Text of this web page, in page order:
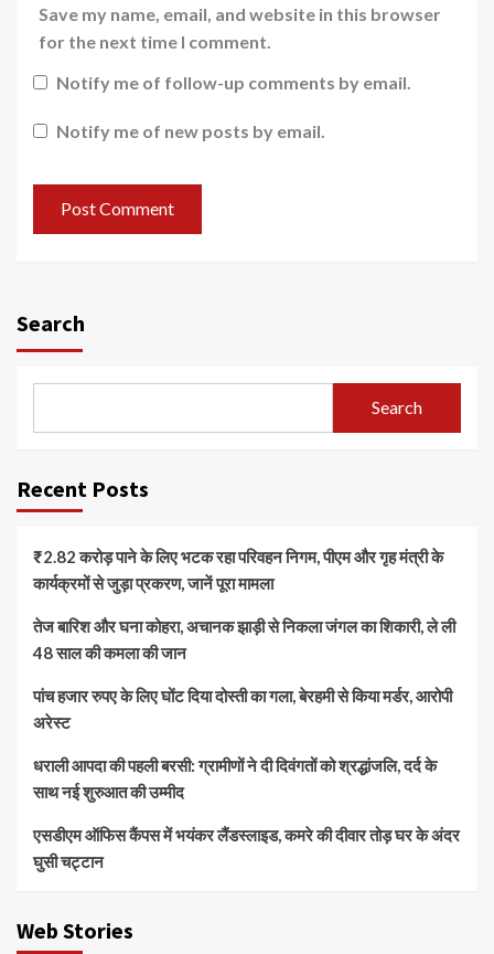
Save my name, email, and website in this browser
for the next time I comment.
Notify me of follow-up comments by email.
Notify me of new posts by email.
Search
Search
Recent Posts
₹2.82 करोड़ पाने के लिए भटक रहा परिवहन निगम, पीएम और गृह मंत्री के
कार्यक्रमों से जुड़ा प्रकरण, जानें पूरा मामला
तेज बारिश और घना कोहरा, अचानक झाड़ी से निकला जंगल का शिकारी, ले ली
48 साल की कमला की जान
पांच हजार रुपए के लिए घोंट दिया दोस्ती का गला, बेरहमी से किया मर्डर, आरोपी
अरेस्ट
धराली आपदा की पहली बरसी: ग्रामीणों ने दी दिवंगतों को श्रद्धांजलि, दर्द के
साथ नई शुरुआत की उम्मीद
एसडीएम ऑफिस कैंपस में भयंकर लैंडस्लाइड, कमरे की दीवार तोड़ घर के अंदर
घुसी चट्टान
Web Stories